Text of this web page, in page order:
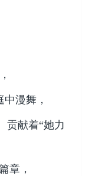
漫舞，
贡献着“她力
章，